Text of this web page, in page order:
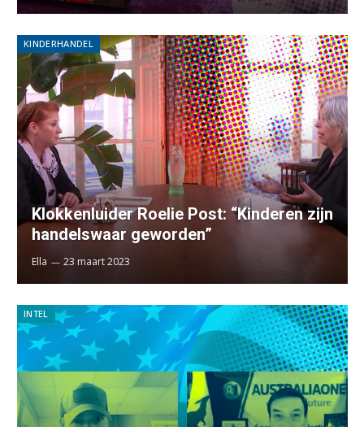
KINDERHANDEL
Klokkenluider Roelie Post: “Kinderen zijn
handelswaar geworden”
Ella 23 maart 2023
INTEL